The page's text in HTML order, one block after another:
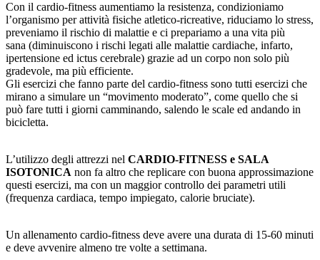
Con il cardio-fitness aumentiamo la resistenza, condizioniamo
l’organismo per attività fisiche atletico-ricreative, riduciamo lo stress,
preveniamo il rischio di malattie e ci prepariamo a una vita più
sana (diminuiscono i rischi legati alle malattie cardiache, infarto,
ipertensione ed ictus cerebrale) grazie ad un corpo non solo più
gradevole, ma più efficiente.
Gli esercizi che fanno parte del cardio-fitness sono tutti esercizi che
mirano a simulare un “movimento moderato”, come quello che si
può fare tutti i giorni camminando, salendo le scale ed andando in
bicicletta.
L’utilizzo degli attrezzi nel CARDIO-FITNESS e SALA
ISOTONICA non fa altro che replicare con buona approssimazione
questi esercizi, ma con un maggior controllo dei parametri utili
(frequenza cardiaca, tempo impiegato, calorie bruciate).
Un allenamento cardio-fitness deve avere una durata di 15-60 minuti
e deve avvenire almeno tre volte a settimana.